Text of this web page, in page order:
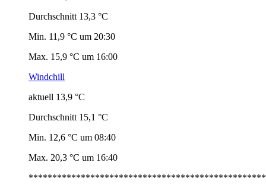
Durchschnitt 13,3 °C
Min. 11,9 °C um 20:30
Max. 15,9 °C um 16:00
Windchill
aktuell 13,9 °C
Durchschnitt 15,1 °C
Min. 12,6 °C um 08:40
Max. 20,3 °C um 16:40